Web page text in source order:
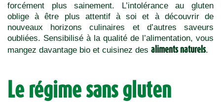
forcément plus sainement. L’intolérance au gluten
oblige à être plus attentif à soi et à découvrir de
nouveaux horizons culinaires et d’autres saveurs
oubliées. Sensibilisé à la qualité de l’alimentation, vous
mangez davantage bio et cuisinez des aliments naturels.
Le régime sans gluten